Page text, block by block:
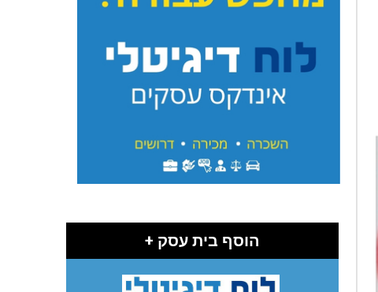
הוסף בית עסק +